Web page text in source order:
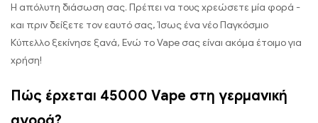
Η απόλυτη διάσωση σας. Πρέπει να τους χρεώσετε μία φορά -
και πριν δείξετε τον εαυτό σας, Ίσως ένα νέο Παγκόσμιο
Κύπελλο ξεκίνησε ξανά, Ενώ το Vape σας είναι ακόμα έτοιμο για
χρήση!
Πώς έρχεται 45000 Vape στη γερμανική